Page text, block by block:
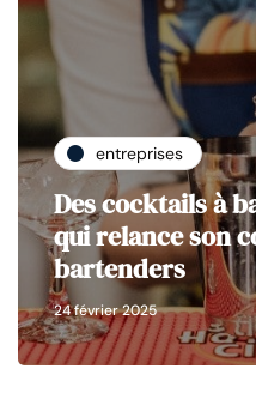
entreprises
Des cocktails à
qui relance son
bartenders
24 février 2025